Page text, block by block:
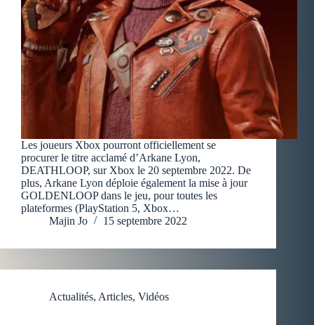
Les joueurs Xbox pourront officiellement se
procurer le titre acclamé d’Arkane Lyon,
DEATHLOOP, sur Xbox le 20 septembre 2022. De
plus, Arkane Lyon déploie également la mise à jour
GOLDENLOOP dans le jeu, pour toutes les
plateformes (PlayStation 5, Xbox…
Majin Jo
15 septembre 2022
Actualités, Articles, Vidéos